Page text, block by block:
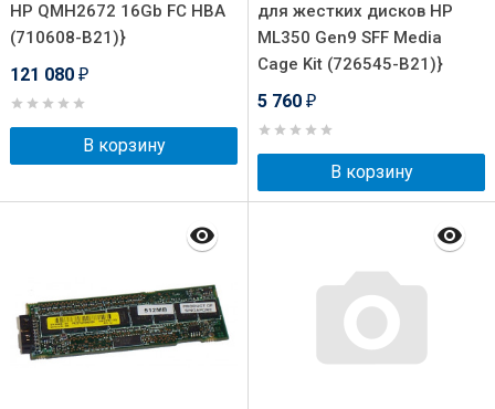
HP QMH2672 16Gb FC HBA
(710608-B21)}
121 080 ₽
В корзину
для жестких дисков HP
ML350 Gen9 SFF Media
Cage Kit (726545-B21)}
5 760 ₽
В корзину